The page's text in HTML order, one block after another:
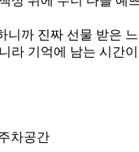
니까 진짜 선물 받은
라 기억에 남는 시간
차공간